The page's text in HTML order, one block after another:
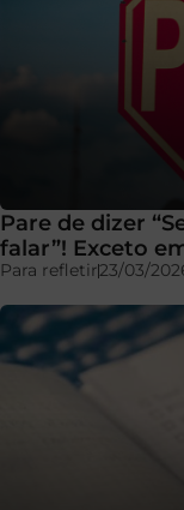
Pare de dizer
falar”! Exceto
Para refletir23/03/